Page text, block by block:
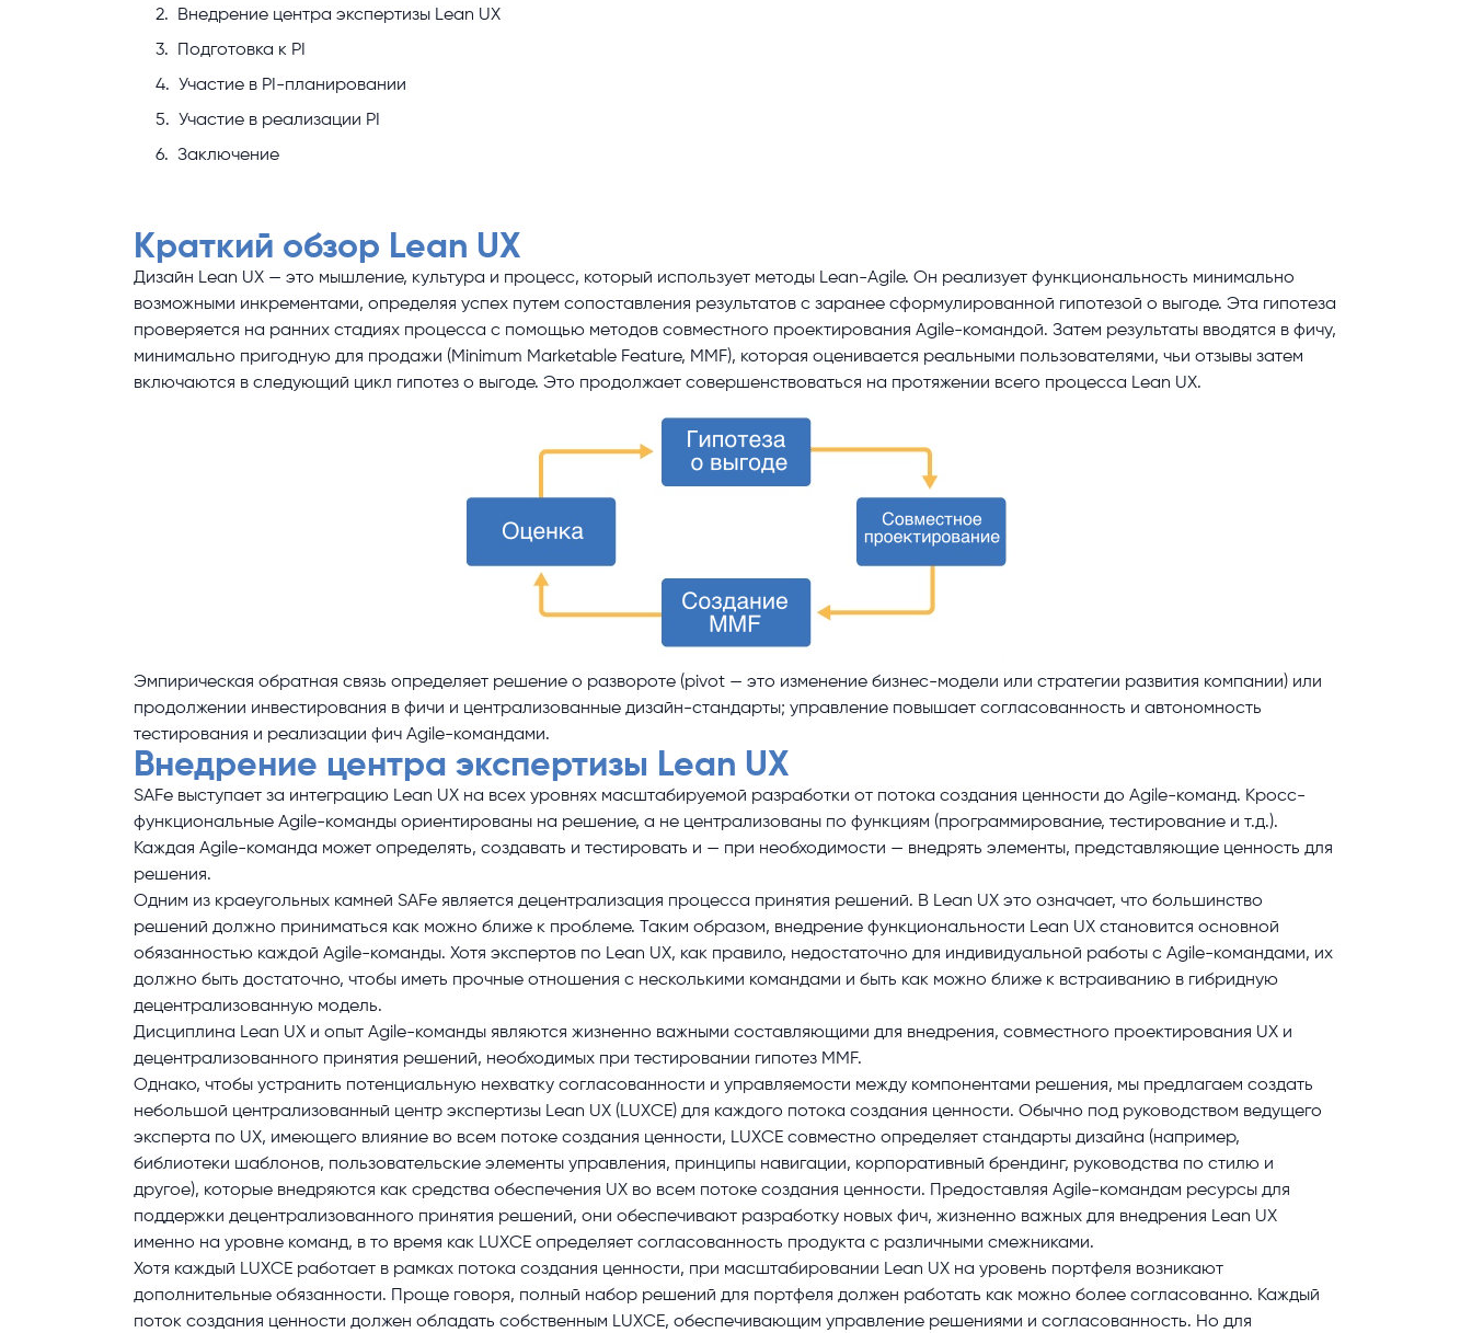
Внедрение центра экспертизы Lean UX
Подготовка к PI
Участие в PI-планировании
Участие в реализации PI
Заключение
Краткий обзор Lean UX
Дизайн Lean UX — это мышление, культура и процесс, который использует методы Lean-Agile. Он реализует функциональность минимально
возможными инкрементами, определяя успех путем сопоставления результатов с заранее сформулированной гипотезой о выгоде. Эта гипотеза
проверяется на ранних стадиях процесса с помощью методов совместного проектирования Agile-командой. Затем результаты вводятся в фичу,
минимально пригодную для продажи (Minimum Marketable Feature, MMF), которая оценивается реальными пользователями, чьи отзывы затем
включаются в следующий цикл гипотез о выгоде. Это продолжает совершенствоваться на протяжении всего процесса Lean UX.
Эмпирическая обратная связь определяет решение о развороте (pivot — это изменение бизнес-модели или стратегии развития компании) или
продолжении инвестирования в фичи и централизованные дизайн-стандарты; управление повышает согласованность и автономность
тестирования и реализации фич Agile-командами.
Внедрение центра экспертизы Lean UX
SAFe выступает за интеграцию Lean UX на всех уровнях масштабируемой разработки от потока создания ценности до Agile-команд. Кросс-
функциональные Agile-команды ориентированы на решение, а не централизованы по функциям (программирование, тестирование и т.д.).
Каждая Agile-команда может определять, создавать и тестировать и — при необходимости — внедрять элементы, представляющие ценность для
решения.
Одним из краеугольных камней SAFe является децентрализация процесса принятия решений. В Lean UX это означает, что большинство
решений должно приниматься как можно ближе к проблеме. Таким образом, внедрение функциональности Lean UX становится основной
обязанностью каждой Agile-команды. Хотя экспертов по Lean UX, как правило, недостаточно для индивидуальной работы с Agile-командами, их
должно быть достаточно, чтобы иметь прочные отношения с несколькими командами и быть как можно ближе к встраиванию в гибридную
децентрализованную модель.
Дисциплина Lean UX и опыт Agile-команды являются жизненно важными составляющими для внедрения, совместного проектирования UX и
децентрализованного принятия решений, необходимых при тестировании гипотез MMF.
Однако, чтобы устранить потенциальную нехватку согласованности и управляемости между компонентами решения, мы предлагаем создать
небольшой централизованный центр экспертизы Lean UX (LUXCE) для каждого потока создания ценности. Обычно под руководством ведущего
эксперта по UX, имеющего влияние во всем потоке создания ценности, LUXCE совместно определяет стандарты дизайна (например,
библиотеки шаблонов, пользовательские элементы управления, принципы навигации, корпоративный брендинг, руководства по стилю и
другое), которые внедряются как средства обеспечения UX во всем потоке создания ценности. Предоставляя Agile-командам ресурсы для
поддержки децентрализованного принятия решений, они обеспечивают разработку новых фич, жизненно важных для внедрения Lean UX
именно на уровне команд, в то время как LUXCE определяет согласованность продукта с различными смежниками.
Хотя каждый LUXCE работает в рамках потока создания ценности, при масштабировании Lean UX на уровень портфеля возникают
дополнительные обязанности. Проще говоря, полный набор решений для портфеля должен работать как можно более согласованно. Каждый
поток создания ценности должен обладать собственным LUXCE, обеспечивающим управление решениями и согласованность. Но для